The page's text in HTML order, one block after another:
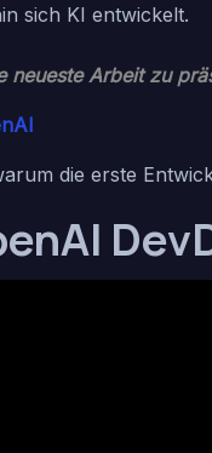
sich KI entwickelt.
neueste Arbeit zu
die erste